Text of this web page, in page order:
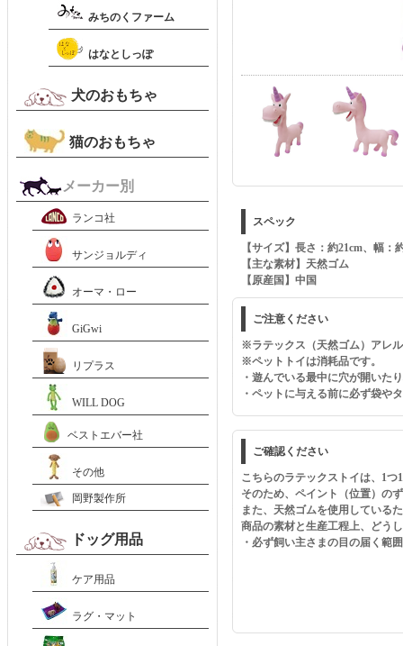
スペック
【サイズ】長さ：約21cm、幅：
【主な素材】天然ゴム
【原産国】中国
ご注意ください
※ラテックス（天然ゴム）アレ
※ペットトイは消耗品です。
・遊んでいる最中に穴が開いた
・ペットに与える前に必ず袋や
ご確認ください
こちらのラテックストイは、1
そのため、ペイント（位置）の
また、天然ゴムを使用している
商品の素材と生産工程上、どう
・必ず飼い主さまの目の届く範
みちのくファーム
はなとしっぽ
犬のおもちゃ
猫のおもちゃ
メーカー別
ランコ社
サンジョルディ
オーマ・ロー
GiGwi
リプラス
WILL DOG
ベストエバー社
その他
岡野製作所
ドッグ用品
ケア用品
ラグ・マット